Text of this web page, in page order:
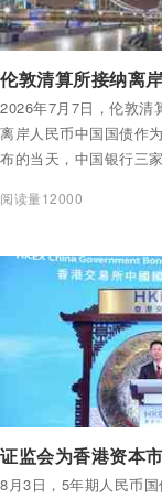
2026年7月7日，伦敦清
离岸人民币中国国债作
布的当天，中国银行三
民币国债作为抵押品存
入。
阅读量12000
8月3日，5年期人民币